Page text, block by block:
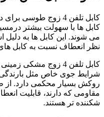
کابل تلفن 4 زوج
کابل ها با سهولت بیشتر
می شوند. این کابل ها به دلیل
نظر انعطاف نسبت به کابل
کابل تلفن 4 زوج
شرایط جوی خاص مثل
روکش بسیار محکمی دارد.
مقاومی که دارند، قابلیت
شکننده تر هستند.